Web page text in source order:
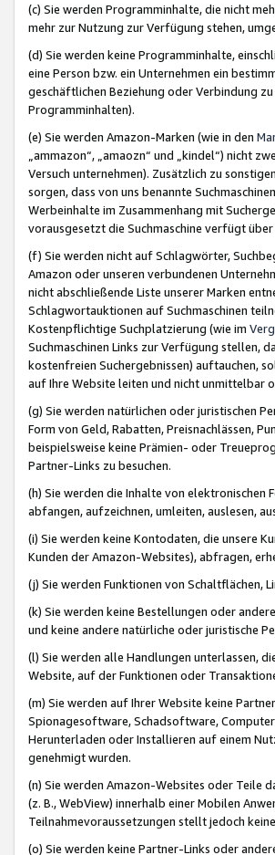
(c) Sie werden Programminhalte, die nicht
mehr zur Nutzung zur Verfügung stehen,
(d) Sie werden keine Programminhalte,
eine Person bzw. ein Unternehmen ein
geschäftlichen Beziehung oder Verbindung
Programminhalten).
(e) Sie werden Amazon-Marken (wie in den
„ammazon“, „amaozn“ und „kindel“) nicht
Versuch unternehmen). Zusätzlich zu
sorgen, dass von uns benannte
Werbeinhalte im Zusammenhang mit
vorausgesetzt die Suchmaschine verfügt
(f) Sie werden nicht auf Schlagwörter,
Amazon oder unseren verbundenen
nicht abschließende Liste unserer Marken
Schlagwortauktionen auf Suchmaschinen
Kostenpflichtige Suchplatzierung (wie im
Suchmaschinen Links zur Verfügung stellen,
kostenfreien Suchergebnissen) auftauchen,
auf Ihre Website leiten und nicht unmittelbar
(g) Sie werden natürlichen oder juristischen
Form von Geld, Rabatten, Preisnachlässen,
beispielsweise keine Prämien- oder
Partner-Links zu besuchen.
(h) Sie werden die Inhalte von elektronischen
abfangen, aufzeichnen, umleiten, auslesen,
(i) Sie werden keine Kontodaten, die unsere
Kunden der Amazon-Websites), abfragen,
(j) Sie werden Funktionen von Schaltflächen,
(k) Sie werden keine Bestellungen oder
und keine andere natürliche oder juristische
(l) Sie werden alle Handlungen unterlassen,
Website, auf der Funktionen oder
(m) Sie werden auf Ihrer Website keine
Spionagesoftware, Schadsoftware,
Herunterladen oder Installieren auf einem
genehmigt wurden.
(n) Sie werden Amazon-Websites oder Teile
(z. B., WebView) innerhalb einer Mobilen
Teilnahmevoraussetzungen stellt jedoch
(o) Sie werden keine Partner-Links oder